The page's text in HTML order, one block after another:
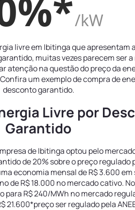
/kW
livre em Ibitinga que apresentam
muitas vezes parecem ser
atenção na questão do preço da
um exemplo de compra de
desconto garantido.
Livre por
Garantido
de Ibitinga optou pelo
de 20% sobre o preço regulado
economia mensal de R$ 3.600
de R$ 18.000 no mercado cativo.
para R$ 240/MWh no mercado
21.600*preço ser regulado pela